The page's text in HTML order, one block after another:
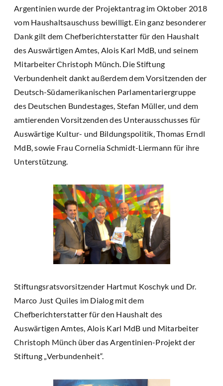
Argentinien wurde der Projektantrag im Oktober 2018
vom Haushaltsauschuss bewilligt. Ein ganz besonderer
Dank gilt dem Chefberichterstatter für den Haushalt
des Auswärtigen Amtes, Alois Karl MdB, und seinem
Mitarbeiter Christoph Münch. Die Stiftung
Verbundenheit dankt außerdem dem Vorsitzenden der
Deutsch-Südamerikanischen Parlamentariergruppe
des Deutschen Bundestages, Stefan Müller, und dem
amtierenden Vorsitzenden des Unterausschusses für
Auswärtige Kultur- und Bildungspolitik, Thomas Erndl
MdB, sowie Frau Cornelia Schmidt-Liermann für ihre
Unterstützung.
Stiftungsratsvorsitzender Hartmut Koschyk und Dr.
Marco Just Quiles im Dialog mit dem
Chefberichterstatter für den Haushalt des
Auswärtigen Amtes, Alois Karl MdB und Mitarbeiter
Christoph Münch über das Argentinien-Projekt der
Stiftung „Verbundenheit“.